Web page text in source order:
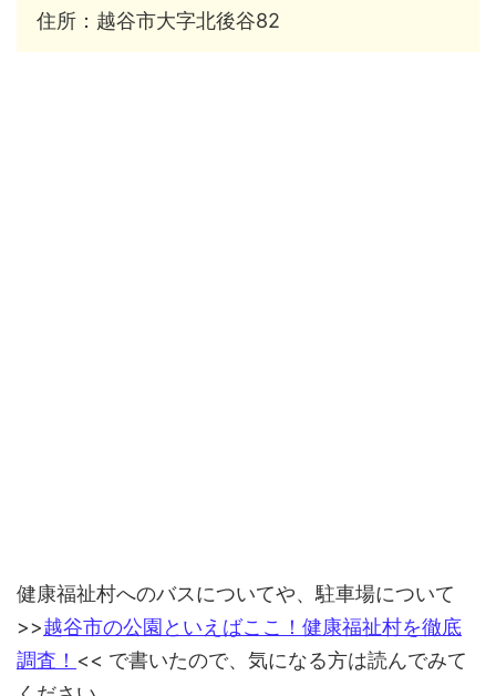
住所：越谷市大字北後谷82
健康福祉村へのバスについてや、駐車場について
>>越谷市の公園といえばここ！健康福祉村を徹底
調査！ << で書いたので、気になる方は読んでみて